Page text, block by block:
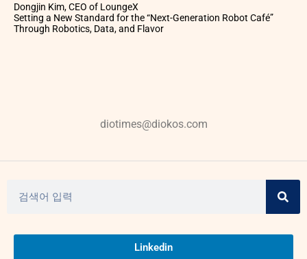
Dongjin Kim, CEO of LoungeX
Setting a New Standard for the “Next-Generation Robot Café”
Through Robotics, Data, and Flavor
diotimes@diokos.com
Linkedin